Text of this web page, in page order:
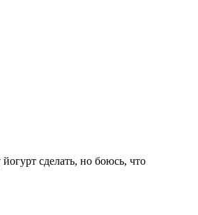
сделать, но боюсь, что